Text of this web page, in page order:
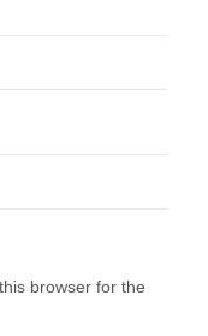
browser for the